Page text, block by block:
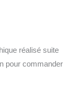
réalisé suite
pour commander